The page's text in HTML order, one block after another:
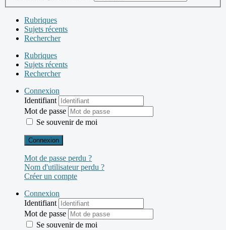
Rubriques
Sujets récents
Rechercher
Rubriques
Sujets récents
Rechercher
Connexion
Identifiant
Mot de passe
Se souvenir de moi
Connexion
Mot de passe perdu ?
Nom d'utilisateur perdu ?
Créer un compte
Connexion
Identifiant
Mot de passe
Se souvenir de moi